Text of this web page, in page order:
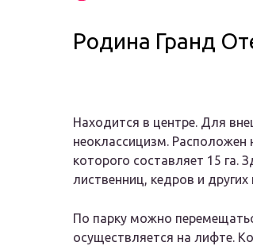
Родина Гранд
Находится в центре. Для
неоклассицизм. Расположен
которого составляет 15 га.
лиственниц, кедров и
По парку можно
осуществляется на лифте.